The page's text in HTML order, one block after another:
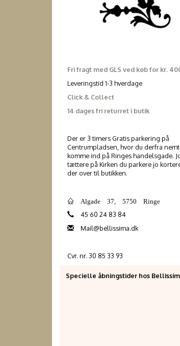
Fri fragt med GLS ved køb for kr.
Leveringstid 1-3 hverdage
Click & Collect
14 dages fri returret i butik
Der er 3 timers Gratis parkering på
Centrumpladsen, hvor du derfra
komme ind på Ringes handelsgade.
tættere på Kirken du parkere jo
der over til butikken.
Algade 37, 5750 Ringe
45 60 24 83 84
Mail@bellissima.dk
Cvr. nr. 30 85 33 93
Specielle åbningstider hos